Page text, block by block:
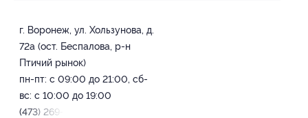
г. Воронеж, ул. Хользунова, д.
72а (ост. Беспалова, р-н
Птичий рынок)
пн-пт: с 09:00 до 21:00, сб-
вс: с 10:00 до 19:00
(473) 269-51-91